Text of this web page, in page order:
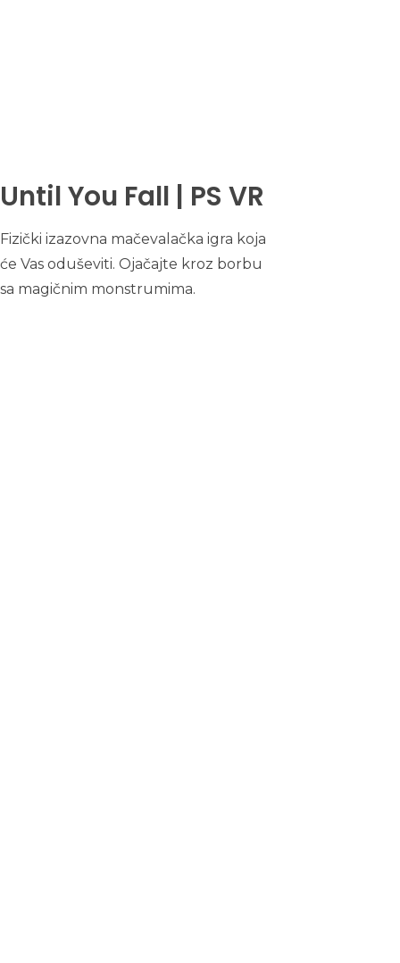
Until You Fall | PS VR
Fizički izazovna mačevalačka igra koja
će Vas oduševiti. Ojačajte kroz borbu
sa magičnim monstrumima.